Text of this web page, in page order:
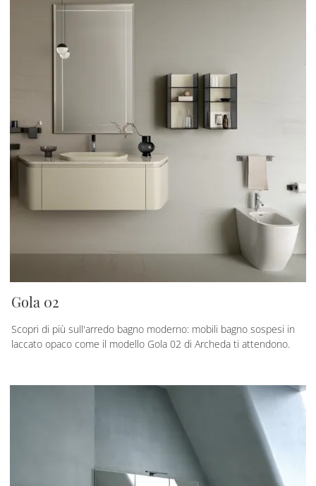
Gola 02
Scopri di più sull'arredo bagno moderno: mobili bagno sospesi in
laccato opaco come il modello Gola 02 di Archeda ti attendono.